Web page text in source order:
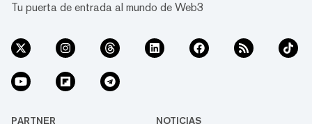
Tu puerta de entrada al mundo de Web3
PARTNER NOTICIAS